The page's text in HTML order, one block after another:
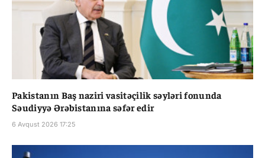
Pakistanın Baş naziri vasitəçilik səyləri fonunda
Səudiyyə Ərəbistanına səfər edir
6 Avqust 2026 17:25